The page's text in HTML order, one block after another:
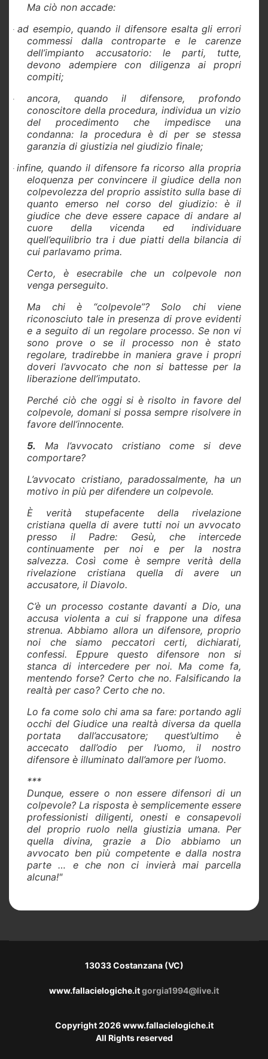
Ma ciò non accade:
· ad esempio, quando il difensore esalta gli errori
commessi dalla controparte e le carenze
dell’impianto accusatorio: le parti, tutte,
devono adempiere con diligenza ai propri
compiti;
· ancora, quando il difensore, profondo
conoscitore della procedura, individua un vizio
del procedimento che impedisce una
condanna: la procedura è di per se stessa
garanzia di giustizia nel giudizio finale;
·infine, quando il difensore fa ricorso alla propria
eloquenza per convincere il giudice della non
colpevolezza del proprio assistito sulla base di
quanto emerso nel corso del giudizio: è il
giudice che deve essere capace di andare al
cuore della vicenda ed individuare
quell’equilibrio tra i due piatti della bilancia di
cui parlavamo prima.
Certo, è esecrabile che un colpevole non
venga perseguito.
Ma chi è “colpevole”? Solo chi viene
riconosciuto tale in presenza di prove evidenti
e a seguito di un regolare processo. Se non vi
sono prove o se il processo non è stato
regolare, tradirebbe in maniera grave i propri
doveri l’avvocato che non si battesse per la
liberazione dell’imputato.
Perché ciò che oggi si è risolto in favore del
colpevole, domani si possa sempre risolvere in
favore dell’innocente.
5. Ma l’avvocato cristiano come si deve
comportare?
L’avvocato cristiano, paradossalmente, ha un
motivo in più per difendere un colpevole.
È verità stupefacente della rivelazione
cristiana quella di avere tutti noi un avvocato
presso il Padre: Gesù, che intercede
continuamente per noi e per la nostra
salvezza. Così come è sempre verità della
rivelazione cristiana quella di avere un
accusatore, il Diavolo.
C’è un processo costante davanti a Dio, una
accusa violenta a cui si frappone una difesa
strenua. Abbiamo allora un difensore, proprio
noi che siamo peccatori certi, dichiarati,
confessi. Eppure questo difensore non si
stanca di intercedere per noi. Ma come fa,
mentendo forse? Certo che no. Falsificando la
realtà per caso? Certo che no.
Lo fa come solo chi ama sa fare: portando agli
occhi del Giudice una realtà diversa da quella
portata dall’accusatore; quest’ultimo è
accecato dall’odio per l’uomo, il nostro
difensore è illuminato dall’amore per l’uomo.
***
Dunque, essere o non essere difensori di un
colpevole? La risposta è semplicemente essere
professionisti diligenti, onesti e consapevoli
del proprio ruolo nella giustizia umana. Per
quella divina, grazie a Dio abbiamo un
avvocato ben più competente e dalla nostra
parte … e che non ci invierà mai parcella
alcuna!"
13033 Costanzana (VC)
www.fallacielogiche.itgorgia1994@live.it
Copyright 2026 www.fallacielogiche.it
All Rights reserved